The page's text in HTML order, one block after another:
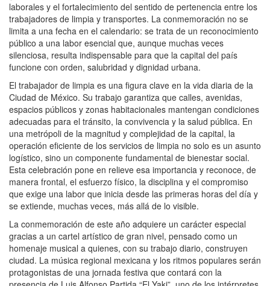
laborales y el fortalecimiento del sentido de pertenencia entre los
trabajadores de limpia y transportes. La conmemoración no se
limita a una fecha en el calendario: se trata de un reconocimiento
público a una labor esencial que, aunque muchas veces
silenciosa, resulta indispensable para que la capital del país
funcione con orden, salubridad y dignidad urbana.
El trabajador de limpia es una figura clave en la vida diaria de la
Ciudad de México. Su trabajo garantiza que calles, avenidas,
espacios públicos y zonas habitacionales mantengan condiciones
adecuadas para el tránsito, la convivencia y la salud pública. En
una metrópoli de la magnitud y complejidad de la capital, la
operación eficiente de los servicios de limpia no solo es un asunto
logístico, sino un componente fundamental de bienestar social.
Esta celebración pone en relieve esa importancia y reconoce, de
manera frontal, el esfuerzo físico, la disciplina y el compromiso
que exige una labor que inicia desde las primeras horas del día y
se extiende, muchas veces, más allá de lo visible.
La conmemoración de este año adquiere un carácter especial
gracias a un cartel artístico de gran nivel, pensado como un
homenaje musical a quienes, con su trabajo diario, construyen
ciudad. La música regional mexicana y los ritmos populares serán
protagonistas de una jornada festiva que contará con la